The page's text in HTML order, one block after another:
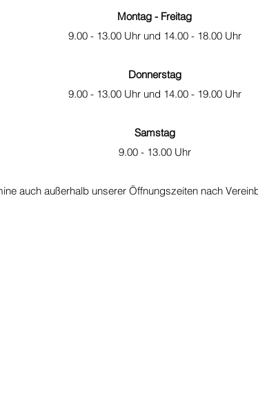
Montag - Freitag
9.00 - 13.00 Uhr und 14.00 - 18.00 Uhr
Donnerstag
9.00 - 13.00 Uhr und 14.00 - 19.00 Uhr
Samstag
9.00 - 13.00 Uhr
auch außerhalb unserer Öffnungszeiten nach